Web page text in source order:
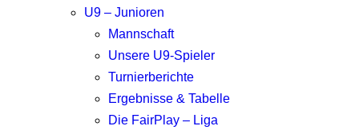
U9 – Junioren
Mannschaft
Unsere U9-Spieler
Turnierberichte
Ergebnisse & Tabelle
Die FairPlay – Liga